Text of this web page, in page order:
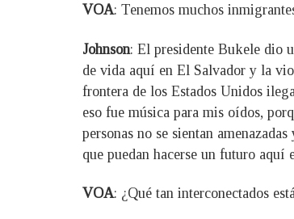
VOA: Tenemos muchos
Johnson: El presidente Bukele dio
de vida aquí en El Salvador y la
frontera de los Estados Unidos
eso fue música para mis oídos,
personas no se sientan
que puedan hacerse un futuro
VOA: ¿Qué tan interconectados